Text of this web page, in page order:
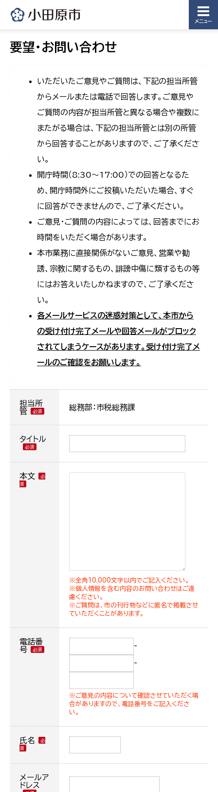
メニュー
要望・お問い合わせ
いただいたご意見やご質問は、下記の担当所管
からメールまたは電話で回答します。ご意見や
ご質問の内容が担当所管と異なる場合や複数に
またがる場合は、下記の担当所管とは別の所管
から回答することがありますので、ご了承くださ
い。
開庁時間（8:30〜17:00）での回答となるた
め、開庁時間外にご投稿いただいた場合、すぐ
に回答ができませんので、ご了承ください。
ご意見・ご質問の内容によっては、回答までにお
時間をいただく場合があります。
本市業務に直接関係がないご意見、営業や勧
誘、宗教に関するもの、誹謗中傷に類するもの等
にはお答えいたしかねますので、ご了承くださ
い。
各メールサービスの迷惑対策として、本市から
の受け付け完了メールや回答メールがブロック
されてしまうケースがあります。受け付け完了メ
ールのご確認をお願いします。
担当所
管
総務部：市税総務課
タイトル
本文
※全角10,000文字以内でご記入ください。
※個人情報を含む内容のお問い合わせはご遠
慮ください。
※ご質問は、市の刊行物などに匿名で掲載させ
ていただくことがあります。
電話番
号
-
-
※ご意見の内容について確認させていただく場
合がありますので、電話番号をご記入くださ
い。
氏名
メールア
ドレス